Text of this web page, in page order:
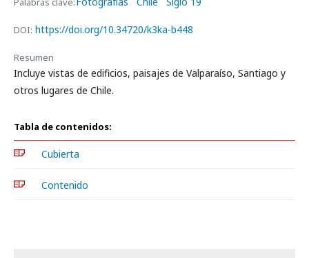
DOI: https://doi.org/10.34720/k3ka-b448
Resumen
Incluye vistas de edificios, paisajes de Valparaíso, Santiago y
otros lugares de Chile.
Tabla de contenidos:
Cubierta
Contenido